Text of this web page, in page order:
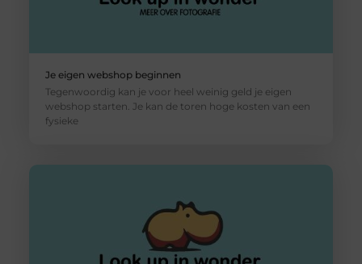
Je eigen webshop beginnen
Tegenwoordig kan je voor heel weinig geld je eigen
webshop starten. Je kan de toren hoge kosten van een
fysieke